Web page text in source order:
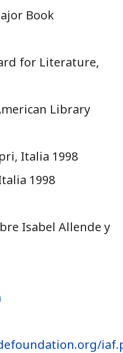
Book
for Literature,
Library
Italia 1998
1998
Isabel Allende y